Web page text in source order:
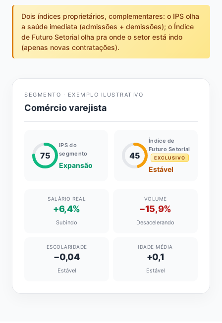
Dois índices proprietários, complementares: o IPS olha
a saúde imediata (admissões + demissões); o Índice
de Futuro Setorial olha pra onde o setor está indo
(apenas novas contratações).
SEGMENTO · EXEMPLO ILUSTRATIVO
Comércio varejista
75
IPS do
segmento
Expansão
45
Índice de
Futuro Setorial
EXCLUSIVO
Estável
SALÁRIO REAL
+6,4%
Subindo
VOLUME
−15,9%
Desacelerando
ESCOLARIDADE
−0,04
Estável
IDADE MÉDIA
+0,1
Estável